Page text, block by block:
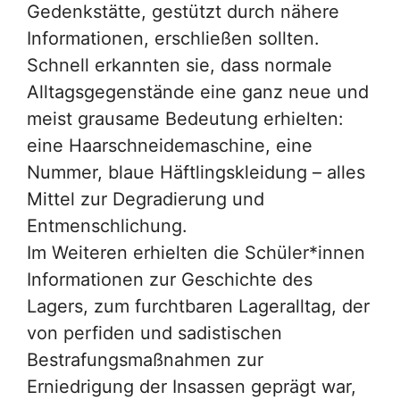
Gedenkstätte, gestützt durch nähere
Informationen, erschließen sollten.
Schnell erkannten sie, dass normale
Alltagsgegenstände eine ganz neue und
meist grausame Bedeutung erhielten:
eine Haarschneidemaschine, eine
Nummer, blaue Häftlingskleidung – alles
Mittel zur Degradierung und
Entmenschlichung.
Im Weiteren erhielten die Schüler*innen
Informationen zur Geschichte des
Lagers, zum furchtbaren Lageralltag, der
von perfiden und sadistischen
Bestrafungsmaßnahmen zur
Erniedrigung der Insassen geprägt war,